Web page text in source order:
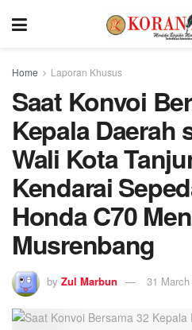
Home Laporan Khusus
Saat Konvoi
Kepala Daerah
Wali Kota
Kendarai
Honda C70
Musrenbang
by Zul Marbun 31